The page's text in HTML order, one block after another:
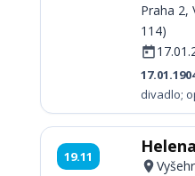
Praha 2,
114)
divadlo;
19.11